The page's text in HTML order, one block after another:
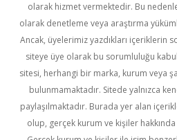
olarak hizmet vermektedir. Bu
olarak denetleme veya araştırma
Ancak, üyelerimiz yazdıkları içeriklerin
siteye üye olarak bu sorumluluğu
sitesi, herhangi bir marka, kurum veya
bulunmamaktadır. Sitede yalnızca
paylaşılmaktadır. Burada yer alan
olup, gerçek kurum ve kişiler